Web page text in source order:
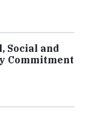
Social and
Commitment